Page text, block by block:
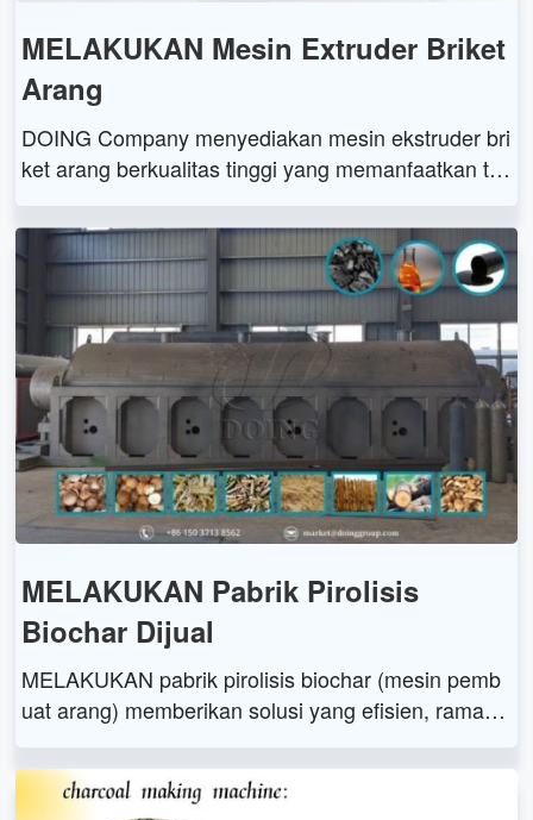
MELAKUKAN Mesin Extruder Briket
Arang
DOING Company menyediakan mesin ekstruder bri
ket arang berkualitas tinggi yang memanfaatkan te
tubara dan berbagai bahan mentah menjadi briket
berkekuatan tinggi.
MELAKUKAN Pabrik Pirolisis
Biochar Dijual
MELAKUKAN pabrik pirolisis biochar (mesin pemb
uat arang) memberikan solusi yang efisien, ramah l
ah biomassa menjadi arang berkualitas tinggi melal
ui teknologi pirolisis dan proses karbonisasi.